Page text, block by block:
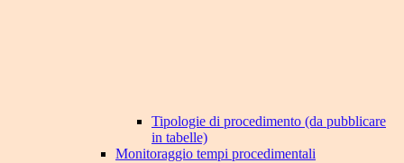
Tipologie di procedimento (da pubblicare
in tabelle)
Monitoraggio tempi procedimentali